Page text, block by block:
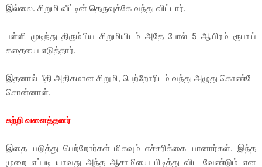
இல்லை. சிறுமி வீட்டின் தெருவுக்கே வந்து விட்டார்.
பள்ளி முடிந்து திரும்பிய சிறுமியிடம் அதே போல் 5 ஆயிரம் ரூபாய்
கதையை எடுத்தார்.
இதனால் பீதி அதிகமான சிறுமி, பெற்றோரிடம் வந்து அழுது கொண்டே
சொன்னாள்.
சுற்றி வளைத்தனர்
இதை யடுத்து பெற்றோர்கள் மிகவும் எச்சரிக்கை யானார்கள். இந்த
முறை எப்படி யாவது அந்த ஆசாமியை பிடித்து விட வேண்டும் என